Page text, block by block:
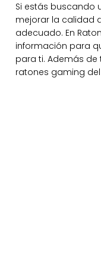
Si estás buscando
mejorar la calidad
adecuado. En
información para
para ti. Además
ratones gaming